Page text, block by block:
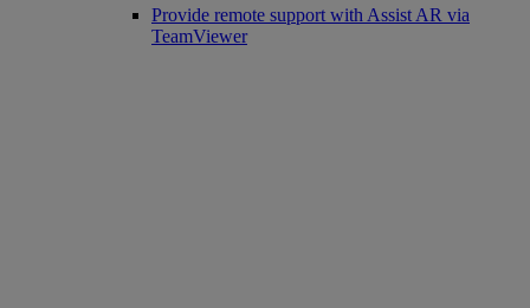
Provide remote support with Assist AR via
TeamViewer